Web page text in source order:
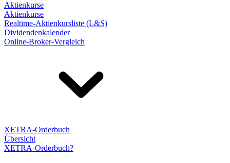
Aktienkurse
Aktienkurse
Realtime-Aktienkursliste (L&S)
Dividendenkalender
Online-Broker-Vergleich
XETRA-Orderbuch
Übersicht
XETRA-Orderbuch?